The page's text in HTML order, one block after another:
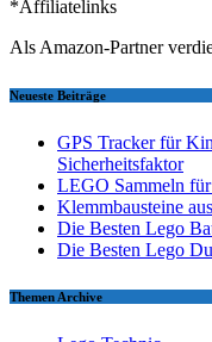
*Affiliatelinks
Als Amazon-Partner
Neueste Beiträge
GPS Tracker für
Sicherheitsfaktor
LEGO Sammeln
Klemmbausteine
Die Besten Lego
Die Besten Lego
Themen Archive